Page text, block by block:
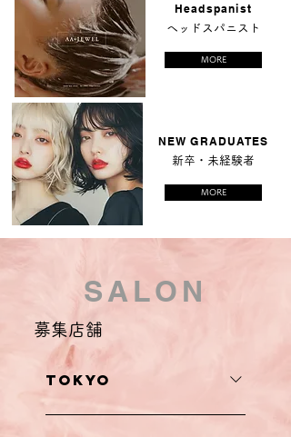
Headspanist
ヘッドスパニスト
MORE
NEW GRADUATES
新卒・未経験者
MORE
SALON
募集店舗
TOKYO